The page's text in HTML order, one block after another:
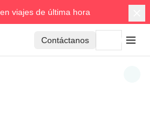
en viajes de última hora
Contáctanos